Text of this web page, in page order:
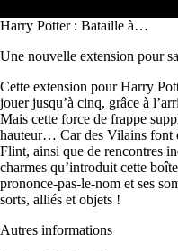
Une nouvelle extension pour
Harry Potter : Bataille à…
Une nouvelle extension pour
Cette extension pour Harry
jouer jusqu’à cinq, grâce à
Mais cette force de frappe
hauteur… Car des Vilains font
Flint, ainsi que de rencontres
charmes qu’introduit cette
prononce-pas-le-nom et ses
sorts, alliés et objets !
Autres informations